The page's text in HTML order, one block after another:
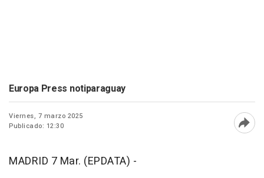
Europa Press notiparaguay
Viernes, 7 marzo 2025
Publicado: 12:30
MADRID 7 Mar. (EPDATA) -